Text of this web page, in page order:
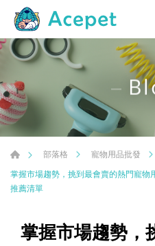
部落格
寵物用品批發
掌握市場趨勢，挑到最會賣的熱門寵
推薦清單
掌握市場趨勢，